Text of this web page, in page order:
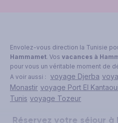
Envolez-vous direction la Tunisie
Hammamet. Vos vacances à
pour vous un véritable moment de
A voir aussi : voyage Djerba
Monastir voyage Port El Kantaoui
Tunis voyage Tozeur
Réservez votre séjour à